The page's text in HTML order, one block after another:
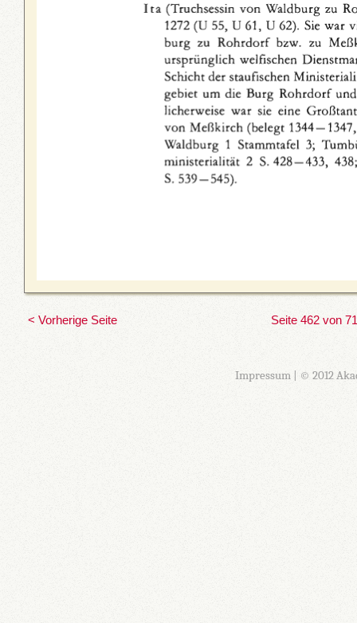
< Vorherige Seite Seite 462 von
Impressum| © 2012